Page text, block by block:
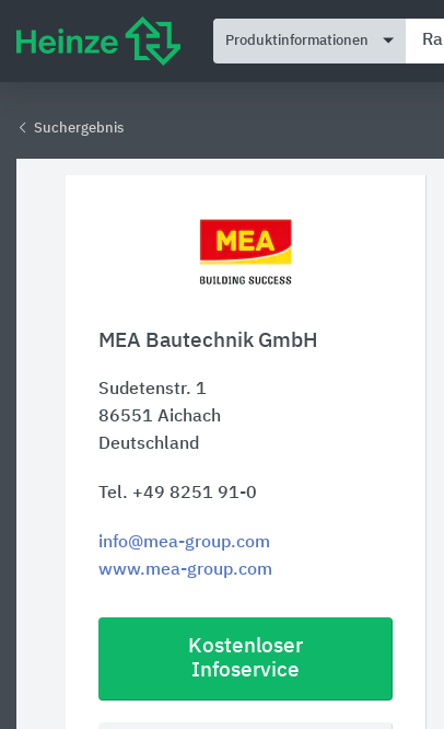
Produktinformationen
Suchergebnis
MEA Bautechnik GmbH
Sudetenstr. 1
86551 Aichach
Deutschland
Tel. +49 8251 91-0
info@mea-group.com
www.mea-group.com
Kostenloser
Infoservice